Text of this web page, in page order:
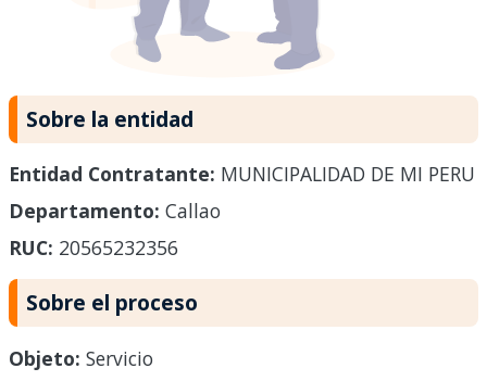
Sobre la entidad
Entidad Contratante: MUNICIPALIDAD DE MI PERU
Departamento: Callao
RUC: 20565232356
Sobre el proceso
Objeto: Servicio